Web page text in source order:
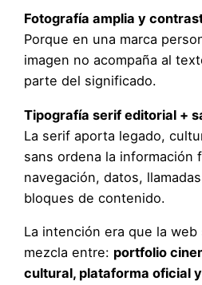
Fotografía amplia y
Porque en una marca
imagen no acompaña al
parte del significado.
Tipografía serif editorial +
La serif aporta legado,
sans ordena la información
navegación, datos,
bloques de contenido.
La intención era que la
mezcla entre: portfolio
cultural, plataforma oficial